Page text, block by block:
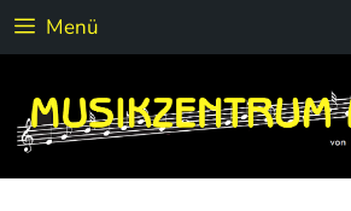
Zum Menü